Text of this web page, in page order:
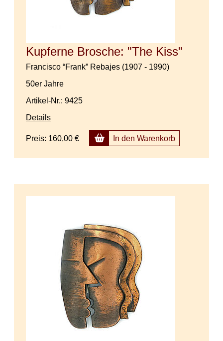
Kupferne Brosche: "The Kiss"
Francisco “Frank” Rebajes (1907 - 1990)
50er Jahre
Artikel-Nr.: 9425
Details
Preis: 160,00 € In den Warenkorb